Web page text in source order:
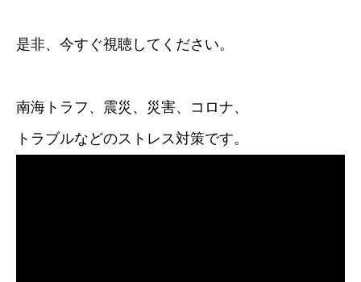
是非、今すぐ視聴してください。
南海トラフ、震災、災害、コロナ、
トラブルなどのストレス対策です。